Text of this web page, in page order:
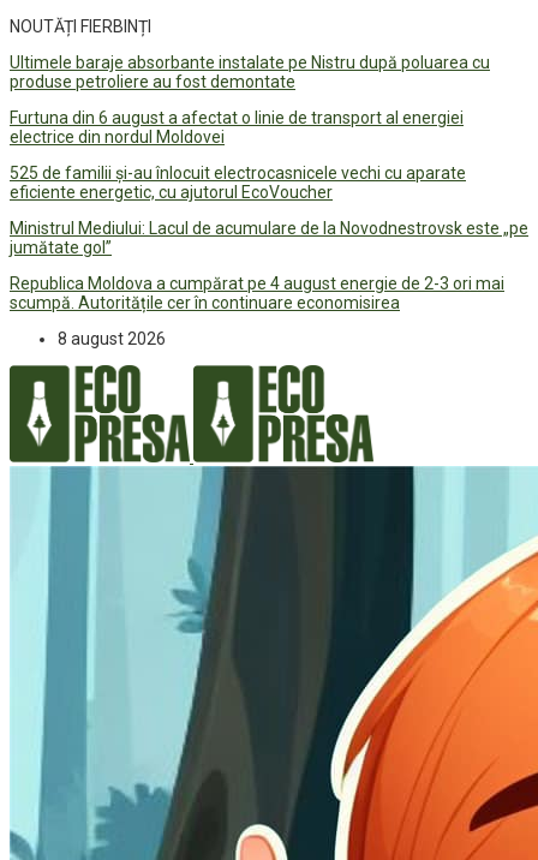
NOUTĂȚI FIERBINȚI
Ultimele baraje absorbante instalate pe Nistru după poluarea cu
produse petroliere au fost demontate
Furtuna din 6 august a afectat o linie de transport al energiei
electrice din nordul Moldovei
525 de familii și-au înlocuit electrocasnicele vechi cu aparate
eficiente energetic, cu ajutorul EcoVoucher
Ministrul Mediului: Lacul de acumulare de la Novodnestrovsk este „pe
jumătate gol”
Republica Moldova a cumpărat pe 4 august energie de 2-3 ori mai
scumpă. Autoritățile cer în continuare economisirea
8 august 2026